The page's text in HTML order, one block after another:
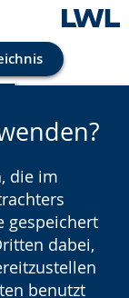
die im
gespeichert
dabei,
benutzt